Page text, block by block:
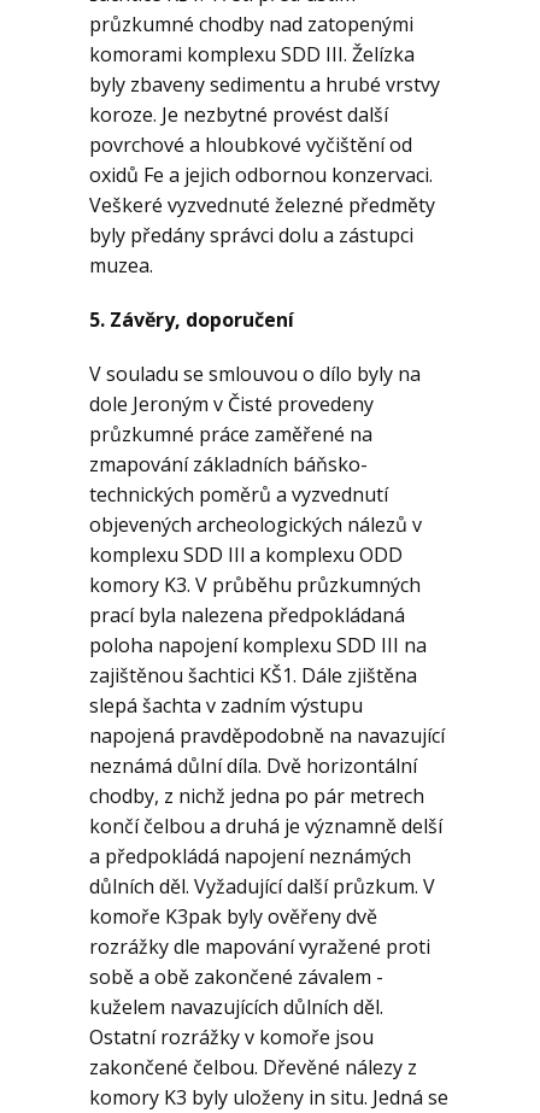
průzkumné chodby nad zatopenými
komorami komplexu SDD III. Želízka
byly zbaveny sedimentu a hrubé vrstvy
koroze. Je nezbytné provést další
povrchové a hloubkové vyčištění od
oxidů Fe a jejich odbornou konzervaci.
Veškeré vyzvednuté železné předměty
byly předány správci dolu a zástupci
muzea.
5. Závěry, doporučení
V souladu se smlouvou o dílo byly na
dole Jeroným v Čisté provedeny
průzkumné práce zaměřené na
zmapování základních báňsko-
technických poměrů a vyzvednutí
objevených archeologických nálezů v
komplexu SDD IIl a komplexu ODD
komory K3. V průběhu průzkumných
prací byla nalezena předpokládaná
poloha napojení komplexu SDD III na
zajištěnou šachtici KŠ1. Dále zjištěna
slepá šachta v zadním výstupu
napojená pravděpodobně na navazující
neznámá důlní díla. Dvě horizontální
chodby, z nichž jedna po pár metrech
končí čelbou a druhá je významně delší
a předpokládá napojení neznámých
důlních děl. Vyžadující další průzkum. V
komoře K3pak byly ověřeny dvě
rozrážky dle mapování vyražené proti
sobě a obě zakončené závalem -
kuželem navazujících důlních děl.
Ostatní rozrážky v komoře jsou
zakončené čelbou. Dřevěné nálezy z
komory K3 byly uloženy in situ. Jedná se